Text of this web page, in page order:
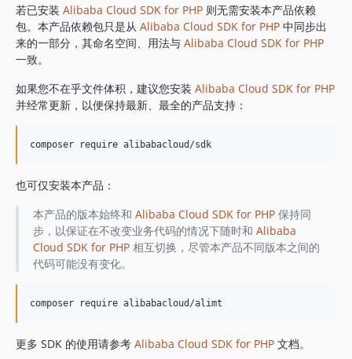
1.8.841
1.8.837
1.8.836
1.8.835
1.8.834
1.8.833
1.8.830
1.8.826
1.8.825
1.8.824
1.8.823
1.8.822
1.8.819
若已安装 Alibaba Cloud SDK for PHP 则无需安装本产品依赖
包。本产品依赖包只是从 Alibaba Cloud SDK for PHP 中同步出
来的一部分，其命名空间、用法与 Alibaba Cloud SDK for PHP
一致。
如果您不在乎文件体积，建议您安装 Alibaba Cloud SDK for PHP
并经常更新，以便保持最新、最全的产品支持：
也可仅安装本产品：
本产品的版本始终和 Alibaba Cloud SDK for PHP保持同
步，以保证在不改变业务代码的情况下随时和 Alibaba
Cloud SDK for PHP相互切换，尽管本产品不同版本之间的
代码可能没有变化。
更多 SDK 的使用请参考 Alibaba Cloud SDK for PHP 文档。